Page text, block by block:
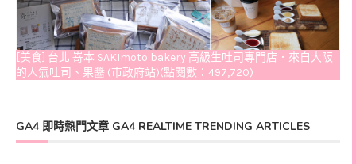
[美食] 台北 嵜本 SAKImoto bakery 高級生吐司專門店．來自大阪
的人氣吐司、果醬 (市政府站)(點閱數：497,720)
GA4 即時熱門文章 GA4 REALTIME TRENDING ARTICLES